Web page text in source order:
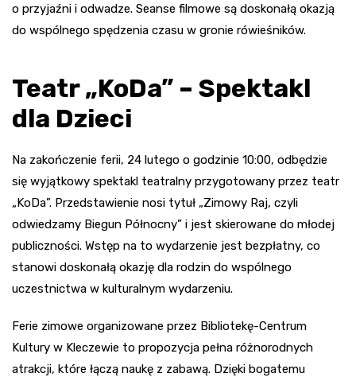
o przyjaźni i odwadze. Seanse filmowe są doskonałą okazją
do wspólnego spędzenia czasu w gronie rówieśników.
Teatr „KoDa” – Spektakl
dla Dzieci
Na zakończenie ferii, 24 lutego o godzinie 10:00, odbędzie
się wyjątkowy spektakl teatralny przygotowany przez teatr
„KoDa”. Przedstawienie nosi tytuł „Zimowy Raj, czyli
odwiedzamy Biegun Północny” i jest skierowane do młodej
publiczności. Wstęp na to wydarzenie jest bezpłatny, co
stanowi doskonałą okazję dla rodzin do wspólnego
uczestnictwa w kulturalnym wydarzeniu.
Ferie zimowe organizowane przez Bibliotekę-Centrum
Kultury w Kleczewie to propozycja pełna różnorodnych
atrakcji, które łączą naukę z zabawą. Dzięki bogatemu